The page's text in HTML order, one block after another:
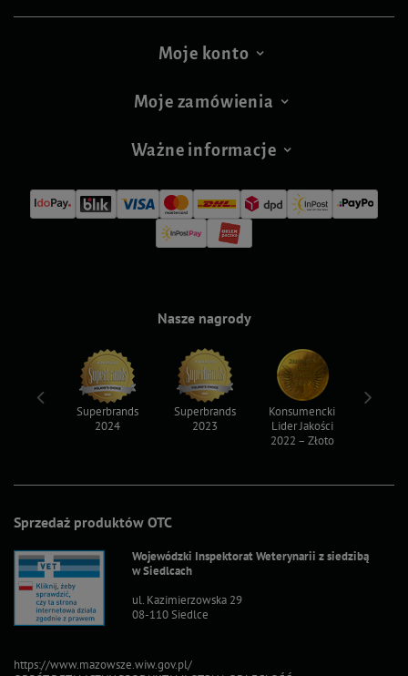
Moje konto
Moje zamówienia
Ważne informacje
Sprzedaż produktów OTC
Wojewódzki Inspektorat Weterynarii z siedzibą
w Siedlcach
ul. Kazimierzowska 29
08-110 Siedlce
https://www.mazowsze.wiw.gov.pl/
Nasze nagrody
Superbrands
2024
Superbrands
2023
Konsumencki
Lider Jakości
2022 – Złoto